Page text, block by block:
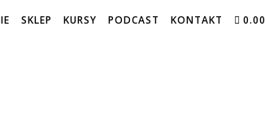
SKLEP KURSY PODCAST KONTAKT